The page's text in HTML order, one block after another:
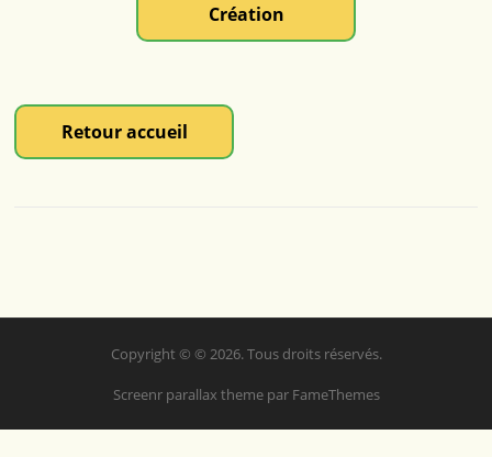
Création
Retour accueil
Copyright © © 2026. Tous droits réservés.
Screenr parallax themepar FameThemes